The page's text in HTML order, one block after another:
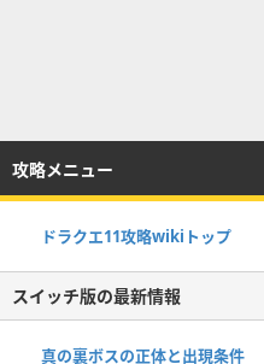
攻略メニュー
ドラクエ11攻略wikiトップ
スイッチ版の最新情報
真の裏ボスの正体と出現条件